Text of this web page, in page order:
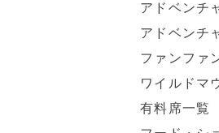
アドベンチ
アドベンチ
ファンファ
ワイルドマ
有料席一覧